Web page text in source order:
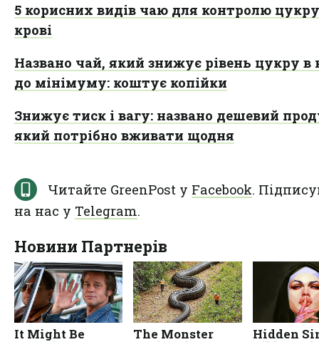
5 корисних видів чаю для контролю
крові
Названо чай, який знижує рівень цукру в
до мінімуму: коштує копійки
Знижує тиск і вагу: названо дешевий
який потрібно вживати щодня
Читайте GreenPost у Facebook.
на нас у Telegram.